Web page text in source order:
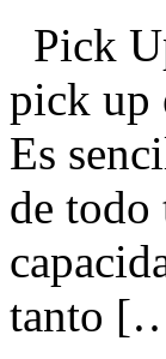
Pick
pick up
Es
de todo
tanto